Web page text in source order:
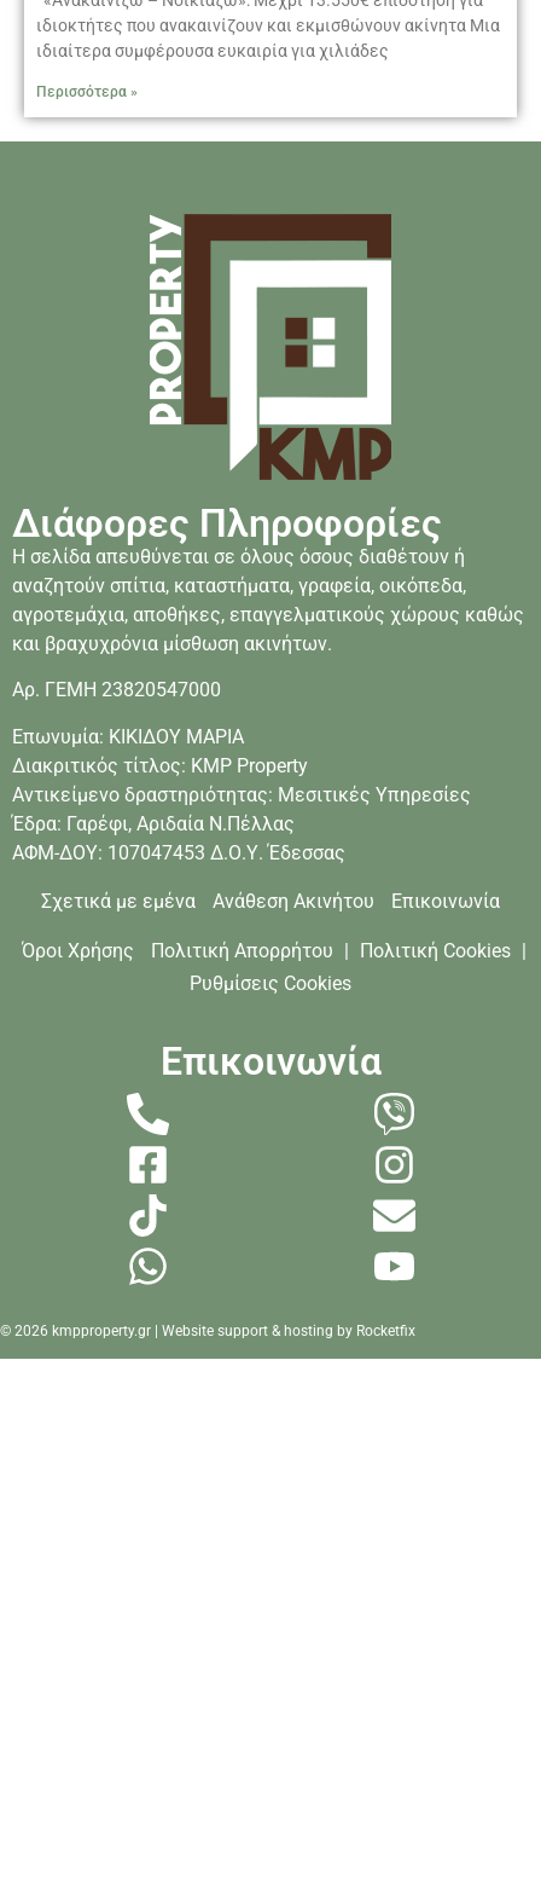
ιδιοκτήτες που ανακαινίζουν και εκμισθώνουν ακίνητα Μια
ιδιαίτερα συμφέρουσα ευκαιρία για χιλιάδες
Περισσότερα »
Διάφορες Πληροφορίες
Η σελίδα απευθύνεται σε όλους όσους διαθέτουν ή
αναζητούν σπίτια, καταστήματα, γραφεία, οικόπεδα,
αγροτεμάχια, αποθήκες, επαγγελματικούς χώρους καθώς
και βραχυχρόνια μίσθωση ακινήτων.
Αρ. ΓΕΜΗ 23820547000
Επωνυμία: ΚΙΚΙΔΟΥ ΜΑΡΙΑ
Διακριτικός τίτλος: KMP Property
Αντικείμενο δραστηριότητας: Μεσιτικές Υπηρεσίες
Έδρα: Γαρέφι, Αριδαία Ν.Πέλλας
ΑΦΜ-ΔΟΥ: 107047453 Δ.Ο.Υ. Έδεσσας
Σχετικά με εμένα Ανάθεση Ακινήτου Επικοινωνία
Όροι Χρήσης Πολιτική Απορρήτου Πολιτική Cookies
Ρυθμίσεις Cookies
Επικοινωνία
© 2026 kmpproperty.gr | Website support & hosting by Rocketfix